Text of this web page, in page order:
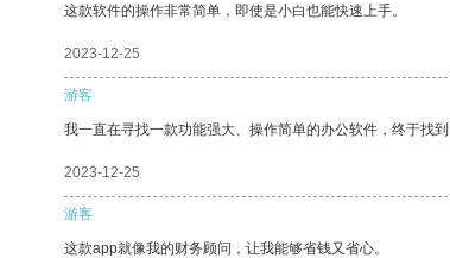
这款软件的操作非常简单，即使是小白也能快速上手。
2023-12-25
游客
我一直在寻找一款功能强大、操作简单的办公软件，终于找
2023-12-25
游客
这款app就像我的财务顾问，让我能够省钱又省心。